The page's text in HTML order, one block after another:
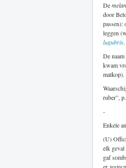
De
door
passen):
leggen
lugubris.
De
kwam
matkop).
ruber”,
-
Enkele
(U)
elk geval
gaf